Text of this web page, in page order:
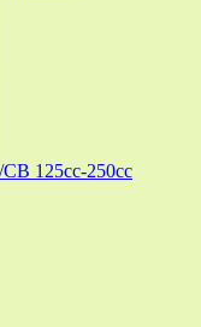
125cc-250cc